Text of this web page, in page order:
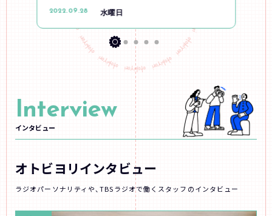
2022.09.28 水曜日
Interview
インタビュー
オトビヨリインタビュー
ラジオパーソナリティや、TBSラジオで働くスタッフのインタビュー